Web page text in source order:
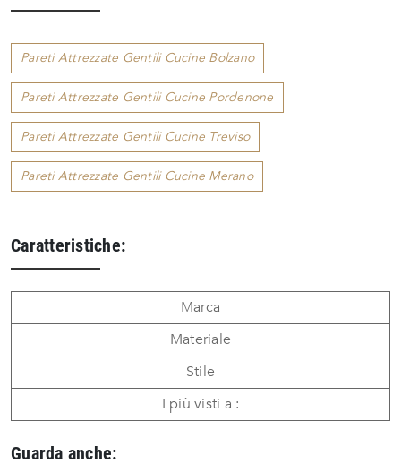
Pareti Attrezzate Gentili Cucine Bolzano
Pareti Attrezzate Gentili Cucine Pordenone
Pareti Attrezzate Gentili Cucine Treviso
Pareti Attrezzate Gentili Cucine Merano
Caratteristiche:
Marca
Materiale
Stile
I più visti a :
Guarda anche: